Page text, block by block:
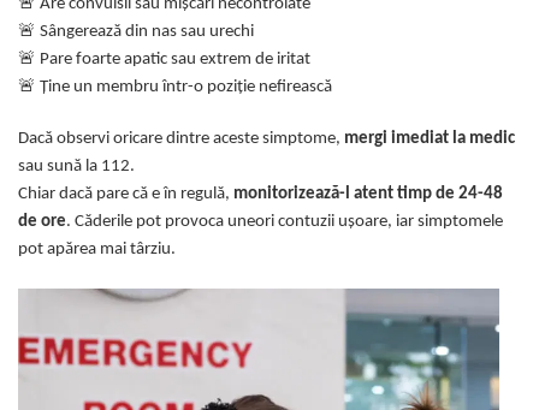
🚨 Are convulsii sau mișcări necontrolate
🚨 Sângerează din nas sau urechi
🚨 Pare foarte apatic sau extrem de iritat
🚨 Ține un membru într-o poziție nefirească
Dacă observi oricare dintre aceste simptome, mergi imediat la medic
sau sună la 112.
Chiar dacă pare că e în regulă, monitorizează-l atent timp de 24-48
de ore. Căderile pot provoca uneori contuzii ușoare, iar simptomele
pot apărea mai târziu.